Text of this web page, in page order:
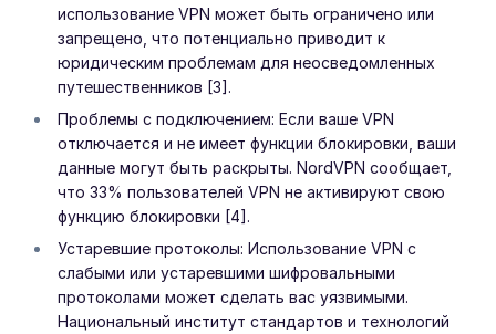
использование VPN может быть ограничено или
запрещено, что потенциально приводит к
юридическим проблемам для неосведомленных
путешественников [3].
Проблемы с подключением: Если ваше VPN
отключается и не имеет функции блокировки, ваши
данные могут быть раскрыты. NordVPN сообщает,
что 33% пользователей VPN не активируют свою
функцию блокировки [4].
Устаревшие протоколы: Использование VPN с
слабыми или устаревшими шифровальными
протоколами может сделать вас уязвимыми.
Национальный институт стандартов и технологий